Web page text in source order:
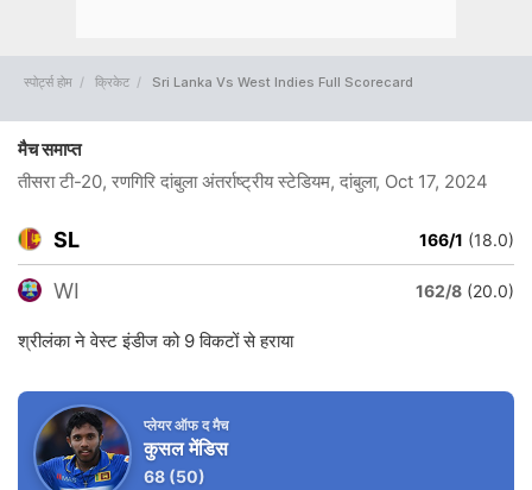
स्पोर्ट्स होम क्रिकेट Sri Lanka Vs West Indies Full Scorecard
मैच समाप्त
तीसरा टी-20, रणगिरि दांबुला अंतर्राष्ट्रीय स्टेडियम, दांबुला, Oct 17, 2024
SL 166/1 (18.0)
WI 162/8 (20.0)
श्रीलंका ने वेस्ट इंडीज को 9 विकटों से हराया
प्लेयर ऑफ द मैच
कुसल मेंडिस
68 (50)